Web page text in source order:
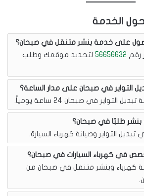
حول الخدمة
على خدمة بنشر متنقل في صبحان؟
رقم 56656632 لتحديد موقعك وطلب
التواير في صبحان على مدار الساعة؟
في صبحان 24 ساعة يومياً.
طلبًا في صبحان؟
التواير وصيانة كهرباء السيارة.
في كهرباء السيارات في صبحان؟
كهرباء وبنشر متنقل في صبحان من